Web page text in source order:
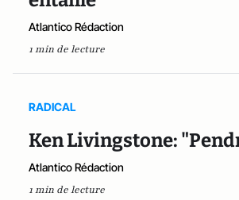
Atlantico Rédaction
1 min de lecture
RADICAL
Ken Livingstone:
Atlantico Rédaction
1 min de lecture